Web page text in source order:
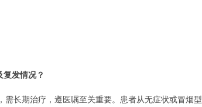
发情况？
长期治疗，遵医嘱至关重要。患者从无症状或冒烟型